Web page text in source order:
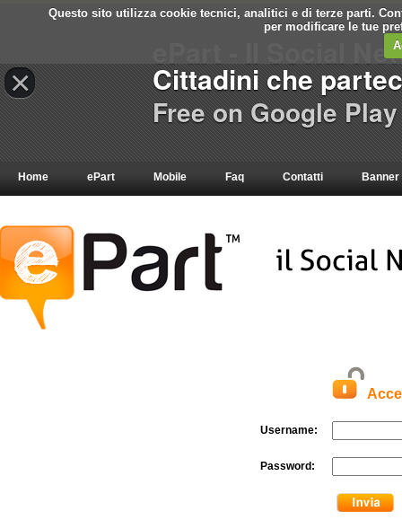
Questo sito utilizza cookie tecnici, analitici e di terze parti.
per modificare le tue
Home ePart Mobile Faq Contatti Banner
Username:
Password:
×
ePart - Il Social
Cittadini che
Free on Google Play